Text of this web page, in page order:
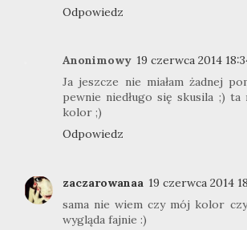
Odpowiedz
Anonimowy 19 czerwca 2014
Ja jeszcze nie miałam żadnej
pewnie niedługo się skusila ;) ta
kolor ;)
Odpowiedz
zaczarowanaa 19 czerwca 2014
sama nie wiem czy mój kolor
wygląda fajnie :)